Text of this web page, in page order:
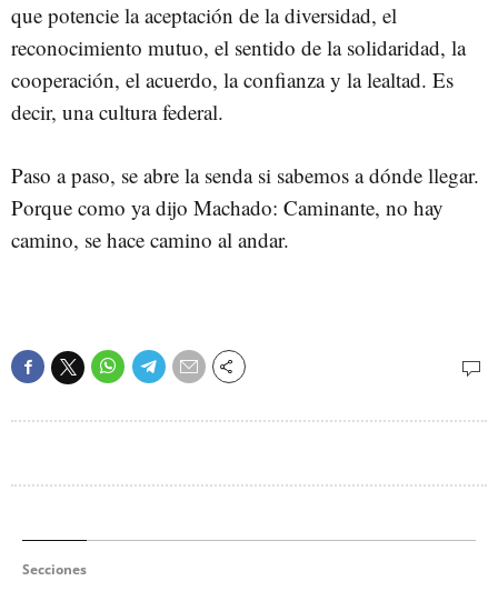
que potencie la aceptación de la diversidad, el
reconocimiento mutuo, el sentido de la solidaridad, la
cooperación, el acuerdo, la confianza y la lealtad. Es
decir, una cultura federal.
Paso a paso, se abre la senda si sabemos a dónde llegar.
Porque como ya dijo Machado: Caminante, no hay
camino, se hace camino al andar.
Secciones